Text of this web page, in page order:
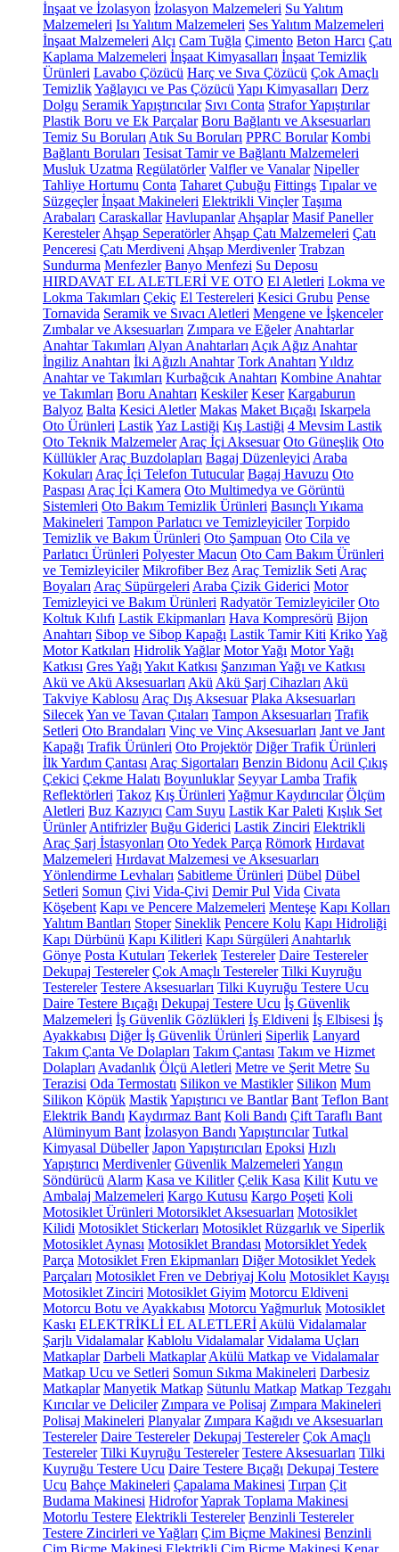
İnşaat ve İzolasyon İzolasyon Malzemeleri Su Yalıtım
Malzemeleri Isı Yalıtım Malzemeleri Ses Yalıtım Malzemeleri
İnşaat Malzemeleri Alçı Cam Tuğla Çimento Beton Harcı Çatı
Kaplama Malzemeleri İnşaat Kimyasalları İnşaat Temizlik
Ürünleri Lavabo Çözücü Harç ve Sıva Çözücü Çok Amaçlı
TemizlikYağlayıcı ve Pas Çözücü Yapı Kimyasalları Derz
Dolgu Seramik Yapıştırıcılar Sıvı Conta Strafor Yapıştırılar
Plastik Boru ve Ek Parçalar Boru Bağlantı ve Aksesuarları
Temiz Su Boruları Atık Su Boruları PPRC Borular Kombi
Bağlantı Boruları Tesisat Tamir ve Bağlantı Malzemeleri
Musluk Uzatma Regülatörler Valfler ve Vanalar Nipeller
Tahliye Hortumu Conta Taharet Çubuğu Fittings Tıpalar ve
Süzgeçler İnşaat Makineleri Elektrikli Vinçler Taşıma
Arabaları Caraskallar Havlupanlar Ahşaplar Masif Paneller
Keresteler Ahşap Seperatörler Ahşap Çatı Malzemeleri Çatı
Penceresi Çatı Merdiveni Ahşap Merdivenler Trabzan
Sundurma Menfezler Banyo Menfezi Su Deposu
HIRDAVAT EL ALETLERİ VE OTO El Aletleri Lokma ve
Lokma Takımları Çekiç El Testereleri Kesici Grubu Pense
Tornavida Seramik ve Sıvacı Aletleri Mengene ve İşkenceler
Zımbalar ve Aksesuarları Zımpara ve Eğeler Anahtarlar
Anahtar Takımları Alyan Anahtarları Açık Ağız Anahtar
İngiliz Anahtarı İki Ağızlı Anahtar Tork Anahtarı Yıldız
Anahtar ve Takımları Kurbağcık Anahtarı Kombine Anahtar
ve Takımları Boru Anahtarı Keskiler Keser Kargaburun
Balyoz Balta Kesici Aletler Makas Maket Bıçağı Iskarpela
Oto Ürünleri LastikYaz Lastiği Kış Lastiği 4 Mevsim Lastik
Oto Teknik Malzemeler Araç İçi Aksesuar Oto Güneşlik Oto
Küllükler Araç Buzdolapları Bagaj Düzenleyici Araba
Kokuları Araç İçi Telefon Tutucular Bagaj Havuzu Oto
Paspası Araç İçi Kamera Oto Multimedya ve Görüntü
Sistemleri Oto Bakım Temizlik Ürünleri Basınçlı Yıkama
Makineleri Tampon Parlatıcı ve Temizleyiciler Torpido
Temizlik ve Bakım Ürünleri Oto Şampuan Oto Cila ve
Parlatıcı Ürünleri Polyester Macun Oto Cam Bakım Ürünleri
ve Temizleyiciler Mikrofiber Bez Araç Temizlik Seti Araç
Boyaları Araç Süpürgeleri Araba Çizik Giderici Motor
Temizleyici ve Bakım Ürünleri Radyatör Temizleyiciler Oto
Koltuk Kılıfı Lastik Ekipmanları Hava Kompresörü Bijon
Anahtarı Sibop ve Sibop Kapağı Lastik Tamir Kiti KrikoYağ
Motor Katkıları Hidrolik Yağlar Motor Yağı Motor Yağı
Katkısı Gres Yağı Yakıt Katkısı Şanzıman Yağı ve Katkısı
Akü ve Akü Aksesuarları Akü Akü Şarj Cihazları Akü
Takviye Kablosu Araç Dış Aksesuar Plaka Aksesuarları
SilecekYan ve Tavan Çıtaları Tampon Aksesuarları Trafik
Setleri Oto Brandaları Vinç ve Vinç Aksesuarları Jant ve Jant
Kapağı Trafik Ürünleri Oto Projektör Diğer Trafik Ürünleri
İlk Yardım Çantası Araç Sigortaları Benzin Bidonu Acil Çıkış
Çekici Çekme Halatı Boyunluklar Seyyar Lamba Trafik
Reflektörleri Takoz Kış Ürünleri Yağmur Kaydırıcılar Ölçüm
Aletleri Buz Kazıyıcı Cam Suyu Lastik Kar Paleti Kışlık Set
Ürünler Antifrizler Buğu Giderici Lastik Zinciri Elektrikli
Araç Şarj İstasyonları Oto Yedek Parça Römork Hırdavat
Malzemeleri Hırdavat Malzemesi ve Aksesuarları
Yönlendirme Levhaları Sabitleme Ürünleri Dübel Dübel
Setleri Somun Çivi Vida-Çivi Demir Pul Vida Civata
Köşebent Kapı ve Pencere Malzemeleri Menteşe Kapı Kolları
Yalıtım Bantları Stoper Sineklik Pencere Kolu Kapı Hidroliği
Kapı Dürbünü Kapı Kilitleri Kapı Sürgüleri Anahtarlık
Gönye Posta Kutuları Tekerlek Testereler Daire Testereler
Dekupaj Testereler Çok Amaçlı Testereler Tilki Kuyruğu
Testereler Testere Aksesuarları Tilki Kuyruğu Testere Ucu
Daire Testere Bıçağı Dekupaj Testere Ucu İş Güvenlik
Malzemeleri İş Güvenlik Gözlükleri İş Eldiveni İş Elbisesi İş
Ayakkabısı Diğer İş Güvenlik Ürünleri Siperlik Lanyard
Takım Çanta Ve Dolapları Takım Çantası Takım ve Hizmet
Dolapları Avadanlık Ölçü Aletleri Metre ve Şerit Metre Su
Terazisi Oda Termostatı Silikon ve Mastikler Silikon Mum
Silikon Köpük MastikYapıştırıcı ve Bantlar Bant Teflon Bant
Elektrik Bandı Kaydırmaz Bant Koli Bandı Çift Taraflı Bant
Alüminyum Bant İzolasyon Bandı Yapıştırıcılar Tutkal
Kimyasal Dübeller Japon Yapıştırıcıları Epoksi Hızlı
Yapıştırıcı Merdivenler Güvenlik Malzemeleri Yangın
Söndürücü Alarm Kasa ve Kilitler Çelik Kasa Kilit Kutu ve
Ambalaj Malzemeleri Kargo Kutusu Kargo Poşeti Koli
Motosiklet Ürünleri Motorsiklet Aksesuarları Motosiklet
Kilidi Motosiklet Stickerları Motosiklet Rüzgarlık ve Siperlik
Motosiklet Aynası Motosiklet Brandası Motorsiklet Yedek
Parça Motosiklet Fren Ekipmanları Diğer Motosiklet Yedek
Parçaları Motosiklet Fren ve Debriyaj Kolu Motosiklet Kayışı
Motosiklet Zinciri Motosiklet Giyim Motorcu Eldiveni
Motorcu Botu ve Ayakkabısı Motorcu Yağmurluk Motosiklet
Kaskı ELEKTRİKLİ EL ALETLERİ Akülü Vidalamalar
Şarjlı Vidalamalar Kablolu Vidalamalar Vidalama Uçları
Matkaplar Darbeli Matkaplar Akülü Matkap ve Vidalamalar
Matkap Ucu ve Setleri Somun Sıkma Makineleri Darbesiz
Matkaplar Manyetik Matkap Sütunlu Matkap Matkap Tezgahı
Kırıcılar ve Deliciler Zımpara ve Polisaj Zımpara Makineleri
Polisaj Makineleri Planyalar Zımpara Kağıdı ve Aksesuarları
Testereler Daire Testereler Dekupaj Testereler Çok Amaçlı
Testereler Tilki Kuyruğu Testereler Testere Aksesuarları Tilki
Kuyruğu Testere Ucu Daire Testere Bıçağı Dekupaj Testere
Ucu Bahçe Makineleri Çapalama Makinesi Tırpan Çit
Budama Makinesi HidroforYaprak Toplama Makinesi
Motorlu Testere Elektrikli Testereler Benzinli Testereler
Testere Zincirleri ve Yağları Çim Biçme Makinesi Benzinli
Çim Biçme Makinesi Elektrikli Çim Biçme Makinesi Kenar